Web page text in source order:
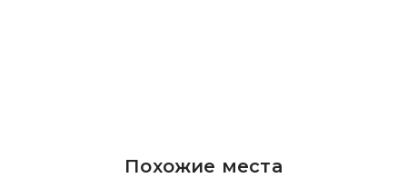
Похожие места